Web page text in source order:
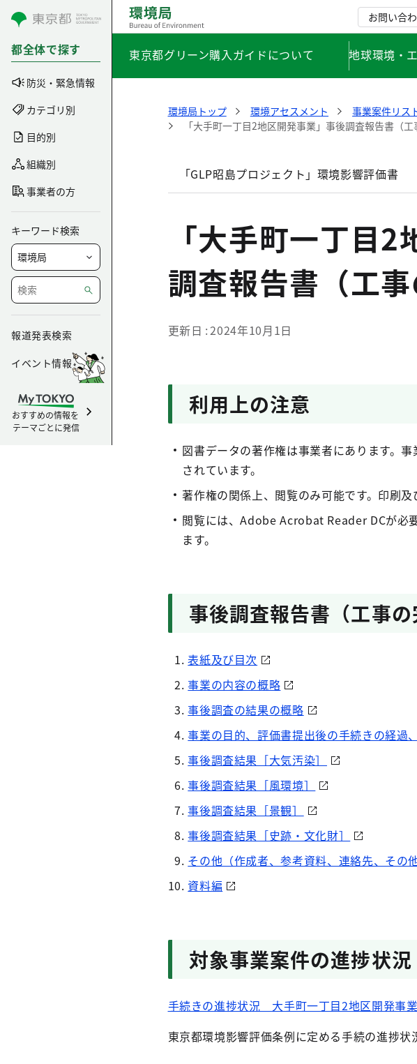
コンテンツにスキップ
都全体で探す
防災・緊急情報
カテゴリ別
目的別
組織別
事業者の方
キーワード検索
報道発表検索
イベント情報
おすすめの情報を
テーマごとに発信
お問い合
東京都グリーン購入ガイドについて 地球環境・
環境局トップ 環境アセスメント 事業案件リス
「大手町一丁目2地区開発事業」事後調査報告書（工
「GLP昭島プロジェクト」環境影響評価書
「大手町一丁目
調査報告書（工事
更新日 2024年10月1日
利用上の注意
図書データの著作権は事業者にあります。
されています。
著作権の関係上、閲覧のみ可能です。印刷
閲覧には、Adobe Acrobat Reader DCが
ます。
事後調査報告書（工事の
表紙及び目次
事業の内容の概略
事後調査の結果の概略
事業の目的、評価書提出後の手続きの経過
事後調査結果［大気汚染］
事後調査結果［風環境］
事後調査結果［景観］
事後調査結果［史跡・文化財］
その他（作成者、参考資料、連絡先、その他
資料編
対象事業案件の進捗状況
手続きの進捗状況 大手町一丁目2地区開発事業
東京都環境影響評価条例に定める手続の進捗状